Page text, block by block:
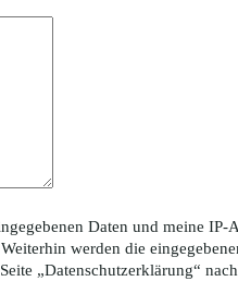
Daten und meine IP-
werden die
„Datenschutzerklärung“